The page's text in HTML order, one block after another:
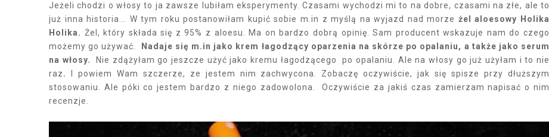
Jeżeli chodzi o włosy to ja zawsze lubiłam eksperymenty. Czasami wychodzi mi to na dobre, czasami na złe, ale to
już inna historia... W tym roku postanowiłam kupić sobie m.in z myślą na wyjazd nad morze żel aloesowy Holika
Holika. Żel, który składa się z 95% z aloesu. Ma on bardzo dobrą opinię. Sam producent wskazuje nam do czego
możemy go używać.
Nadaje się m.in jako krem łagodzący oparzenia na skórze po opalaniu, a także jako serum
na włosy.
Nie zdążyłam go jeszcze użyć jako kremu łagodzącego po opalaniu. Ale na włosy go już użyłam i to nie
raz.
I powiem Wam szczerze, ze jestem nim zachwycona. Zobaczę oczywiście, jak się spisze przy dłuższym
stosowaniu. Ale póki co jestem bardzo z niego zadowolona. Oczywiście za jakiś czas zamierzam napisać o nim
recenzje.